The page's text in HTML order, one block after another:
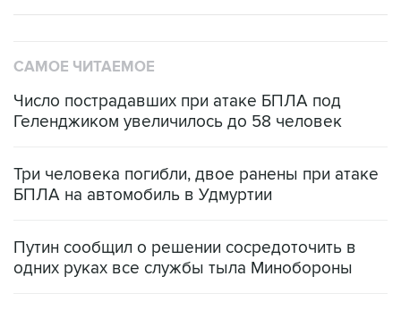
САМОЕ ЧИТАЕМОЕ
Число пострадавших при атаке БПЛА под
Геленджиком увеличилось до 58 человек
Три человека погибли, двое ранены при атаке
БПЛА на автомобиль в Удмуртии
Путин сообщил о решении сосредоточить в
одних руках все службы тыла Минобороны